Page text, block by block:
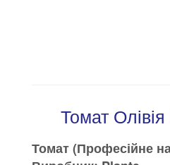
Томат
Томат (Професійне